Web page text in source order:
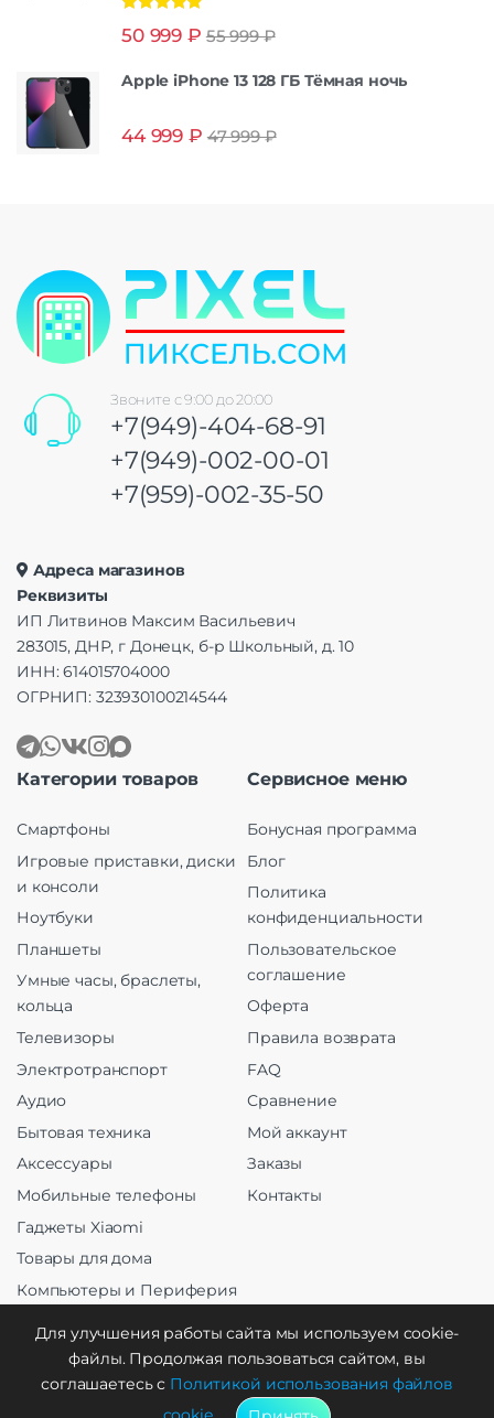
из 5
50 999 ₽ 55 999₽
Apple iPhone 13 128 ГБ Тёмная ночь
44 999 ₽ 47 999₽
Звоните с 9:00 до 20:00
+7(949)-404-68-91
+7(949)-002-00-01
+7(959)-002-35-50
Адреса магазинов
Реквизиты
ИП Литвинов Максим Васильевич
283015, ДНР, г Донецк, б-р Школьный, д. 10
ИНН: 614015704000
ОГРНИП: 323930100214544
Категории товаров
Смартфоны
Игровые приставки, диски
и консоли
Ноутбуки
Планшеты
Умные часы, браслеты,
кольца
Телевизоры
Электротранспорт
Аудио
Бытовая техника
Аксессуары
Мобильные телефоны
Гаджеты Xiaomi
Товары для дома
Компьютеры и Периферия
Сервисное меню
Бонусная программа
Блог
Политика
конфиденциальности
Пользовательское
соглашение
Оферта
Правила возврата
FAQ
Сравнение
Мой аккаунт
Заказы
Контакты
Для улучшения работы сайта мы используем cookie-
файлы. Продолжая пользоваться сайтом, вы
соглашаетесь с Политикой использования файлов